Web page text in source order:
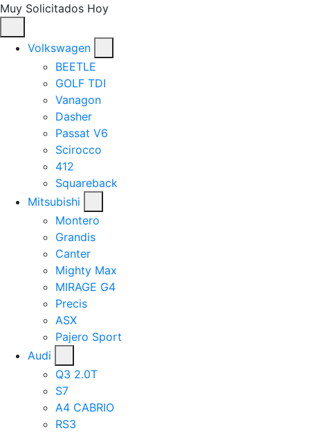
Muy Solicitados Hoy
Volkswagen
BEETLE
GOLF TDI
Vanagon
Dasher
Passat V6
Scirocco
412
Squareback
Mitsubishi
Montero
Grandis
Canter
Mighty Max
MIRAGE G4
Precis
ASX
Pajero Sport
Audi
Q3 2.0T
S7
A4 CABRIO
RS3